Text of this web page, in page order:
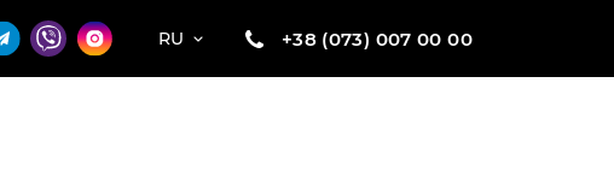
RU +38 (073) 007 00 00